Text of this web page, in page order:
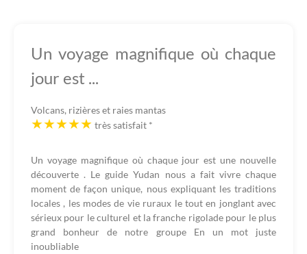
Un voyage magnifique où chaque
jour est ...
Volcans, rizières et raies mantas
très satisfait *
Un voyage magnifique où chaque jour est une nouvelle
découverte . Le guide Yudan nous a fait vivre chaque
moment de façon unique, nous expliquant les traditions
locales , les modes de vie ruraux le tout en jonglant avec
sérieux pour le culturel et la franche rigolade pour le plus
grand bonheur de notre groupe En un mot juste
inoubliable